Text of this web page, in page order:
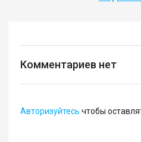
Комментариев нет
Авторизуйтесь чтобы